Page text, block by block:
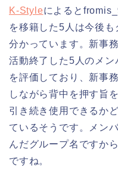
K-Styleによると
を移籍した5人は今後
分かっています。新事
活動終了した5人のメン
を評価しており、新事
しながら背中を押す旨
引き続き使用できるか
ているそうです。メン
んだグループ名ですか
ですね。